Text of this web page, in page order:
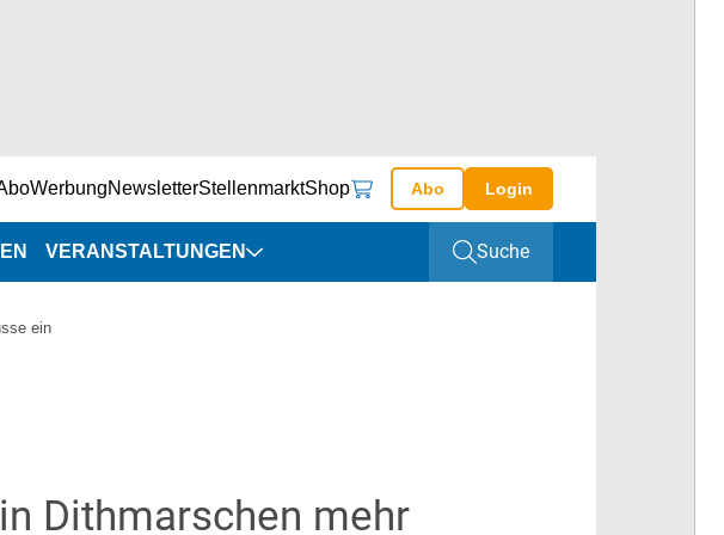
WerbungNewsletterStellenmarktShop Abo Login
VERANSTALTUNGEN Suche
ein
Dithmarschen mehr